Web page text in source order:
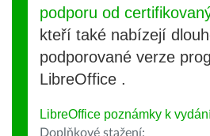
podporu od
kteří také nabízejí
podporované verze
LibreOffice .
LibreOffice poznámky k
Doplňkové stažení: